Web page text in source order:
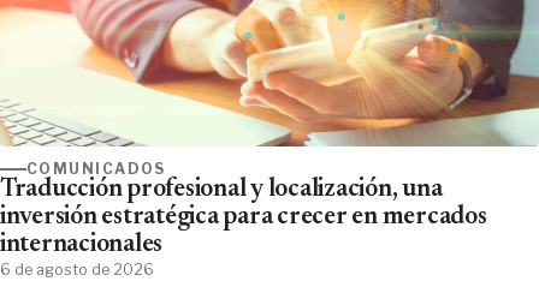
COMUNICADOS
Traducción profesional y localización, una
inversión estratégica para crecer en mercados
internacionales
6 de agosto de 2026